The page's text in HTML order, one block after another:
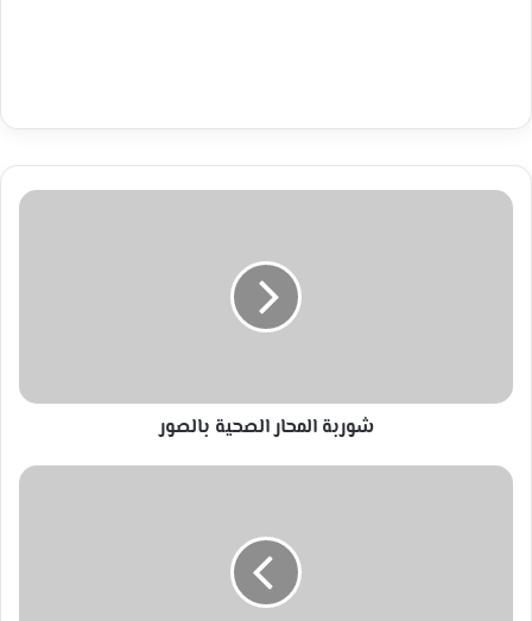
شوربة
شوربة المحار الصحية بالصور
بيان